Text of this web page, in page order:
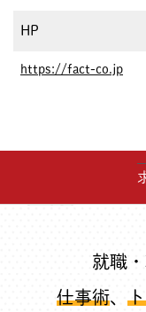
HP
https://fact-co.jp
就職
仕事術、